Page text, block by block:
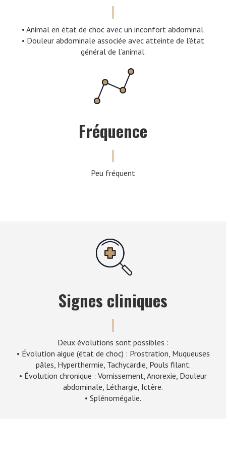
• Animal en état de choc avec un inconfort abdominal.
• Douleur abdominale associée avec atteinte de l’état
général de l’animal.
Fréquence
Peu fréquent
Signes cliniques
Deux évolutions sont possibles :
• Évolution aigue (état de choc) : Prostration, Muqueuses
pâles, Hyperthermie, Tachycardie, Pouls filant.
• Évolution chronique : Vomissement, Anorexie, Douleur
abdominale, Léthargie, Ictère.
• Splénomégalie.